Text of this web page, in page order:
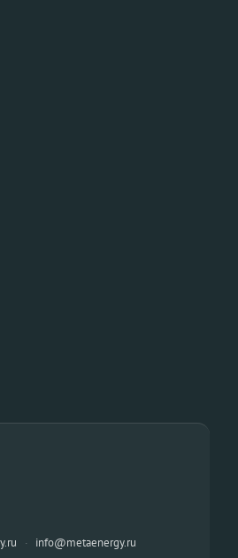
· info@metaenergy.ru